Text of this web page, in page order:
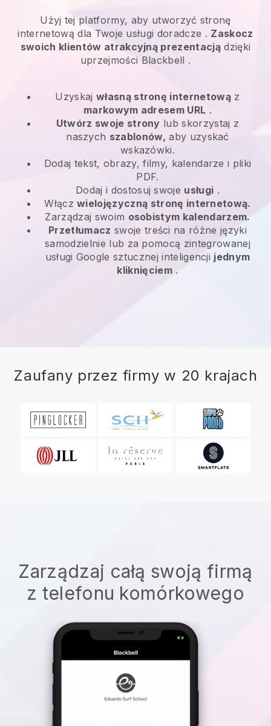
Użyj tej platformy, aby utworzyć stronę
internetową dla Twoje usługi doradcze . Zaskocz
swoich klientów atrakcyjną prezentacjądzięki
uprzejmości Blackbell .
Uzyskaj własną stronę internetowąz
markowym adresem URL .
Utwórz swoje strony lub skorzystaj z
naszych szablonów, aby uzyskać
wskazówki.
Dodaj tekst, obrazy, filmy, kalendarze i pliki
PDF.
Dodaj i dostosuj swoje usługi .
Włączwielojęzyczną stronę internetową.
Zarządzaj swoim osobistym kalendarzem.
Przetłumacz swoje treści na różne języki
samodzielnie lub za pomocą zintegrowanej
usługi Google sztucznej inteligencji jednym
kliknięciem.
Zaufany przez firmy w 20 krajach
Zarządzaj całą swoją firmą
z telefonu komórkowego